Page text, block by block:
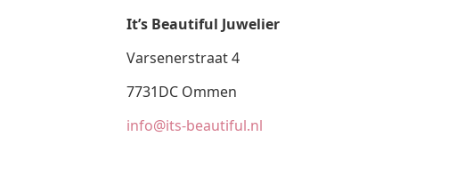
It’s Beautiful Juwelier
Varsenerstraat 4
7731DC Ommen
info@its-beautiful.nl